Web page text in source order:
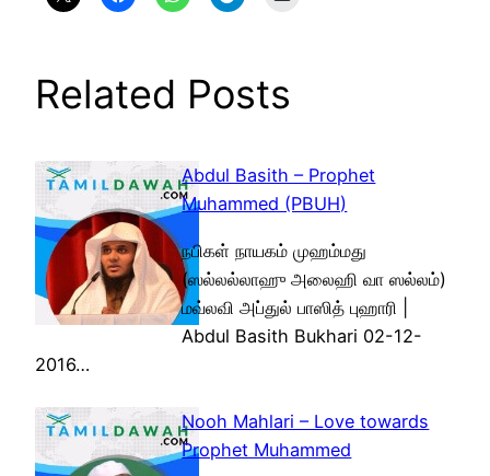
Related Posts
Abdul Basith – Prophet
Muhammed (PBUH)
நபிகள் நாயகம் முஹம்மது
(ஸல்லல்லாஹு அலைஹி வா ஸல்லம்)
மவ்லவி அப்துல் பாஸித் புஹாரி |
Abdul Basith Bukhari 02-12-
2016…
Nooh Mahlari – Love towards
Prophet Muhammed